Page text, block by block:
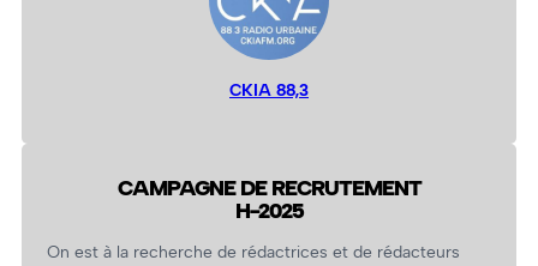
CKIA 88,3
CAMPAGNE DE RECRUTEMENT
H-2025
On est à la recherche de rédactrices et de rédacteurs